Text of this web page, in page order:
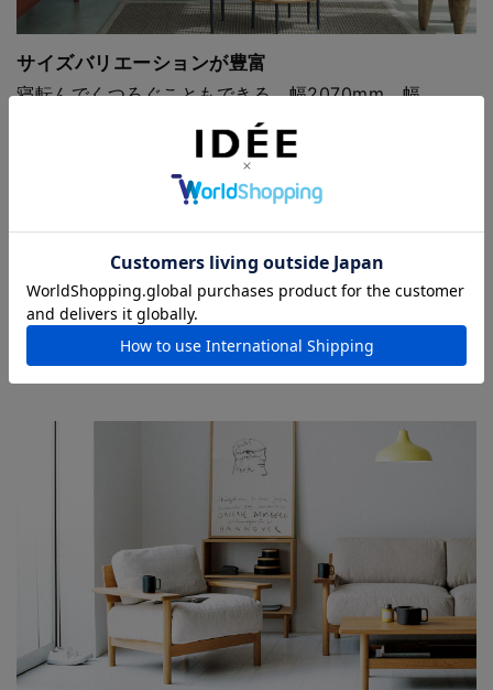
サイズバリエーションが豊富
寝転んでくつろぐこともできる、幅2070mm、幅
1900mm。2人で座ってもゆとりのある幅1700mm。家
族構成にあわせてお選びください。
コーディネートアイテム
(C3)
GOOD LUCK LOW
TABLE Natural
LAMPADAIRE 3
LUMIERES